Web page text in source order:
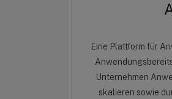
Eine Plattform für
Unternehmen
skalieren sowie